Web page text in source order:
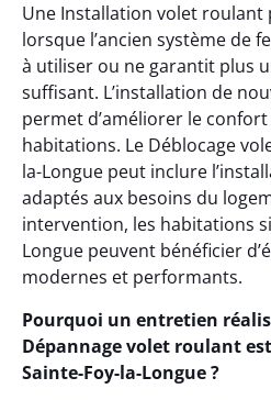
Une Installation volet roulant
lorsque l’ancien système de
à utiliser ou ne garantit plus
suffisant. L’installation de
permet d’améliorer le confort
habitations. Le Déblocage
la-Longue peut inclure
adaptés aux besoins du
intervention, les habitations
Longue peuvent bénéficier
modernes et performants.
Pourquoi un entretien
Dépannage volet roulant
Sainte-Foy-la-Longue ?